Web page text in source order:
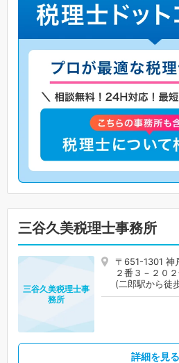
三谷久美税理士事務所
〒651-1301 神
２番３－２０
(二郎駅から徒
三谷久美税理士事
務所
詳細を見る